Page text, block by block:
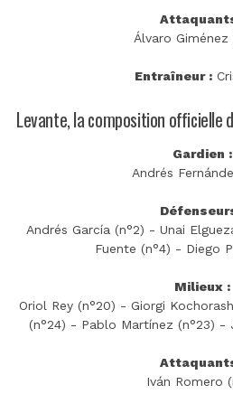
Álvaro Giménez
Entraîneur :
Levante, la composition officielle
Gardien :
Andrés
Andrés García (n°2) - Unai
Fuente (n°4) - Diego
Milieux :
Oriol Rey (n°20) - Giorgi
(n°24) - Pablo Martínez (n°23) -
Iván Romero